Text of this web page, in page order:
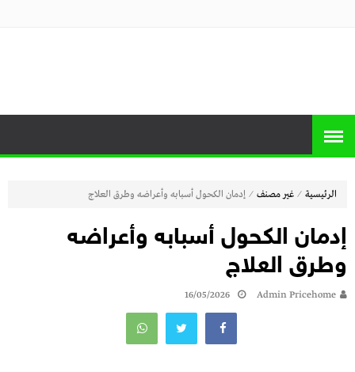
هوم
الرئيسية ⁄ غير مصنف ⁄ إدمان الكحول أسبابه وأعراضه وطرق العلاج
إدمان الكحول أسبابه وأعراضه
وطرق العلاج
Admin Pricehome
16/05/2026